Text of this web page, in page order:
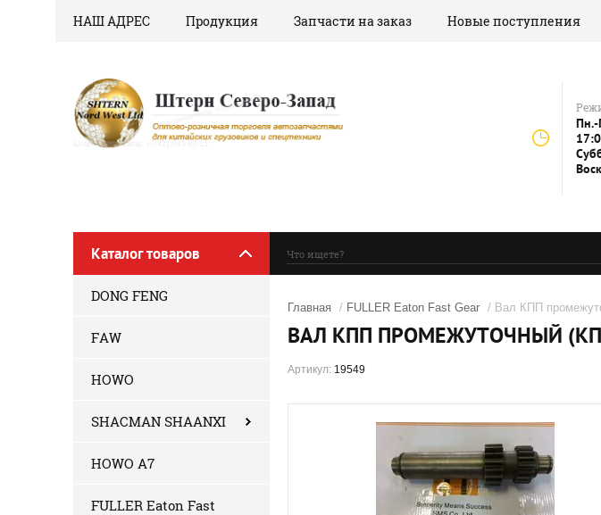
НАШ АДРЕС Продукция Запчасти на заказ Новые поступления
Пн.-
Каталог товаров
DONG FENG
FAW
HOWO
SHACMAN SHAANXI
HOWO A7
FULLER Eaton Fast
Главная / FULLER Eaton Fast Gear / Вал КПП
ВАЛ КПП ПРОМЕЖУТОЧНЫЙ (КПП
Артикул: 19549